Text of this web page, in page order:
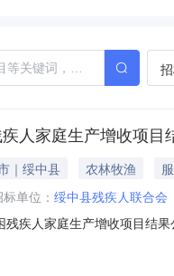
人家庭生产增收项目
｜绥中县 农林牧渔
单位： 绥中县残疾人联合会
疾人家庭生产增收项目结
标（成交）金额：496,860